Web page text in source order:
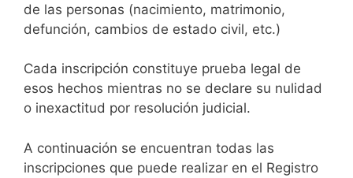
de las personas (nacimiento, matrimonio,
defunción, cambios de estado civil, etc.)
Cada inscripción constituye prueba legal de
esos hechos mientras no se declare su nulidad
o inexactitud por resolución judicial.
A continuación se encuentran todas las
inscripciones que puede realizar en el Registro